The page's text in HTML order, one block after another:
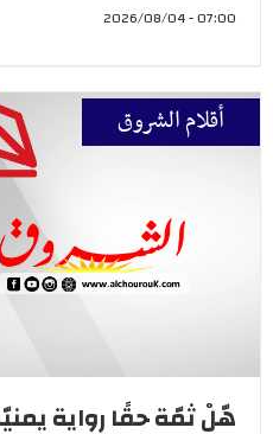
07:00 - 2026/08/04
أقلام الشروق
هّلْ ثمّة حقًا رواية